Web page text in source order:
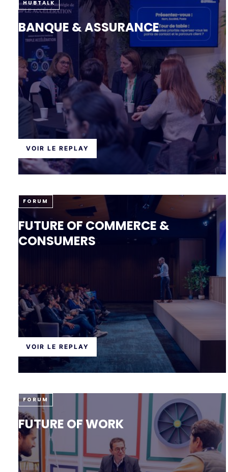
HUBTALK
BANQUE & ASSURANCE
VOIR LE REPLAY
FORUM
FUTURE OF COMMERCE &
CONSUMERS
VOIR LE REPLAY
FORUM
FUTURE OF WORK